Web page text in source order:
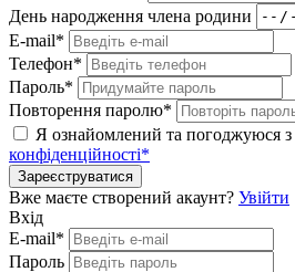
День народження члена родини
E-mail*
Телефон*
Пароль*
Повторення паролю*
Я ознайомлений та погоджуюся з
конфіденційності*
Зареєструватися
Вже маєте створений акаунт? Увійти
Вхід
E-mail*
Пароль